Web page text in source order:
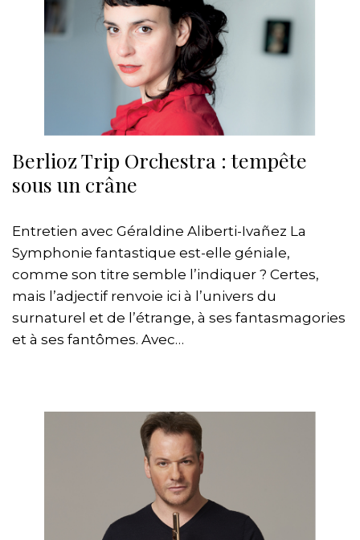
Berlioz Trip Orchestra : tempête
sous un crâne
Entretien avec Géraldine Aliberti-Ivañez La
Symphonie fantastique est-elle géniale,
comme son titre semble l’indiquer ? Certes,
mais l’adjectif renvoie ici à l’univers du
surnaturel et de l’étrange, à ses fantasmagories
et à ses fantômes. Avec…